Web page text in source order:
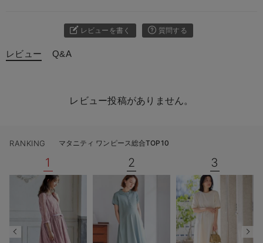
レビューを書く 質問する
レビュー Q&A
レビュー投稿がありません。
RANKING マタニティ ワンピース総合TOP10
1 2 3